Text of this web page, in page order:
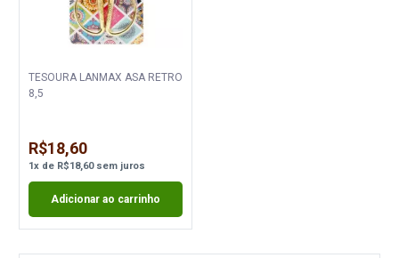
TESOURA LANMAX ASA RETRO
8,5
R$18,60
1x de R$18,60sem juros
Adicionar ao carrinho